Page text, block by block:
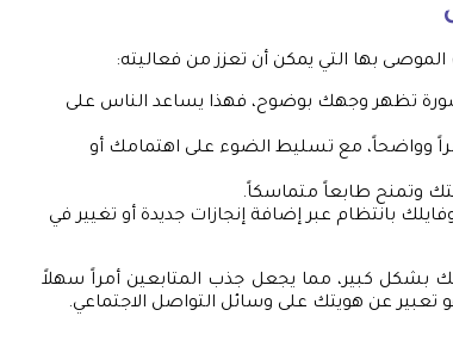
بها التي يمكن أن تعزز من فعاليته:
تظهر وجهك بوضوح، فهذا يساعد الناس على
وواضحاً، مع تسليط الضوء على اهتمامك أو
وتمنح طابعاً متماسكاً.
بانتظام عبر إضافة إنجازات جديدة أو تغيير في
بشكل كبير، مما يجعل جذب المتابعين أمراً سهلاً
عن هويتك على وسائل التواصل الاجتماعي.